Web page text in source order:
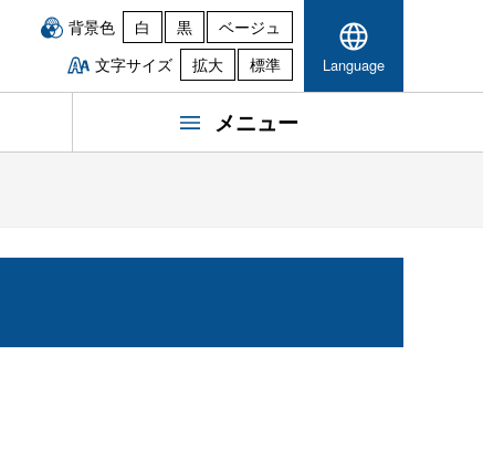
背景色 白 黒
ベージュ
文字サイズ
拡大 標準 Language
メニュー